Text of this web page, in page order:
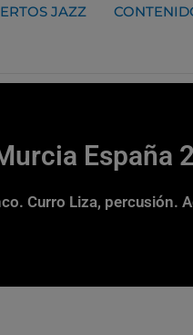
JAZZ
España
Curro Liza, percusión.